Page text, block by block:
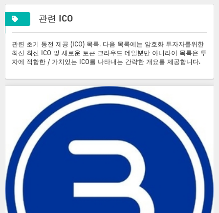
관련 ICO
관련 초기 동전 제공 (ICO) 목록. 다음 목록에는 암호화 투자자를위한
최신 최신 ICO 및 새로운 토큰 크라우드 데일뿐만 아니라이 목록은 투
자에 적합한 / 가치있는 ICO를 나타내는 간략한 개요를 제공합니다.